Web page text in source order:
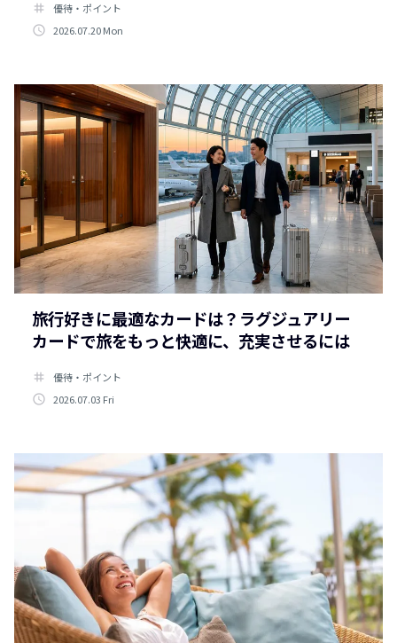
tag
優待・ポイント
access_time 2026.07.20 Mon
旅行好きに最適なカードは？ラグジュアリー
カードで旅をもっと快適に、充実させるには
tag
優待・ポイント
access_time 2026.07.03 Fri